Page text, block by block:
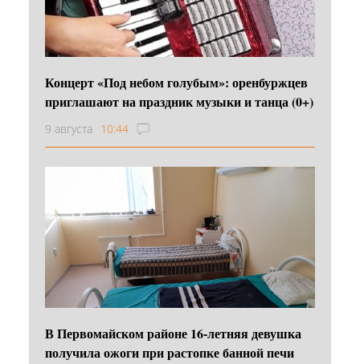
Концерт «Под небом голубым»: оренбуржцев
приглашают на праздник музыки и танца (0+)
9 августа 10:44
В Первомайском районе 16‑летняя девушка
получила ожоги при растопке банной печи